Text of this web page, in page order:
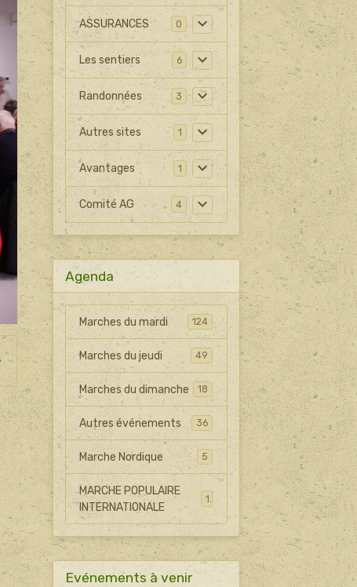
ASSURANCES 0
Les sentiers 6
Randonnées 3
Autres sites 1
Avantages 1
Comité AG 4
Agenda
Marches du mardi 124
Marches du jeudi 49
Marches du dimanche 18
Autres événements 36
Marche Nordique 5
MARCHE POPULAIRE
INTERNATIONALE
Evénements à venir